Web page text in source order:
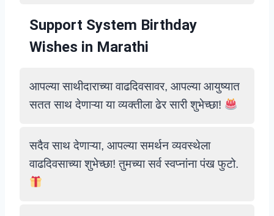
Support System Birthday
Wishes in Marathi
आपल्या साथीदाराच्या वाढदिवसावर, आपल्या आयुष्यात
सतत साथ देणाऱ्या या व्यक्तीला ढेर सारी शुभेच्छा!
सदैव साथ देणाऱ्या, आपल्या समर्थन व्यवस्थेला
वाढदिवसाच्या शुभेच्छा! तुमच्या सर्व स्वप्नांना पंख फुटो.